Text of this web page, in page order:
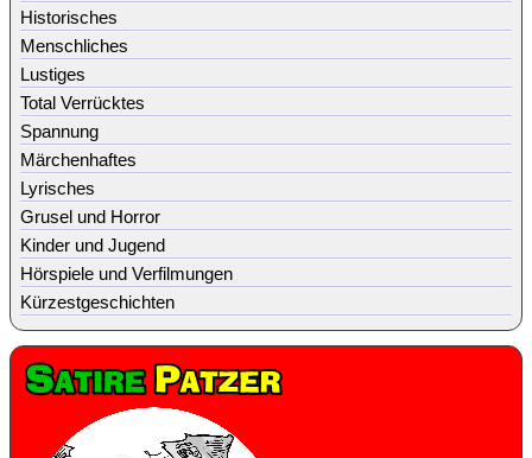
Historisches
Menschliches
Lustiges
Total Verrücktes
Spannung
Märchenhaftes
Lyrisches
Grusel und Horror
Kinder und Jugend
Hörspiele und Verfilmungen
Kürzestgeschichten